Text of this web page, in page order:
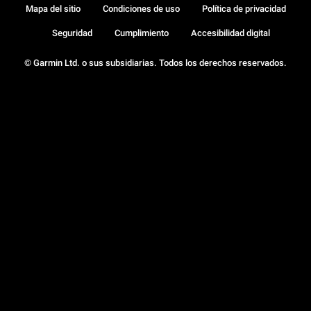
© Garmin Ltd. o sus subsidiarias. Todos los derechos reservados.
Mapa del sitio Condiciones de uso Política de privacidad
Seguridad Cumplimiento Accesibilidad digital